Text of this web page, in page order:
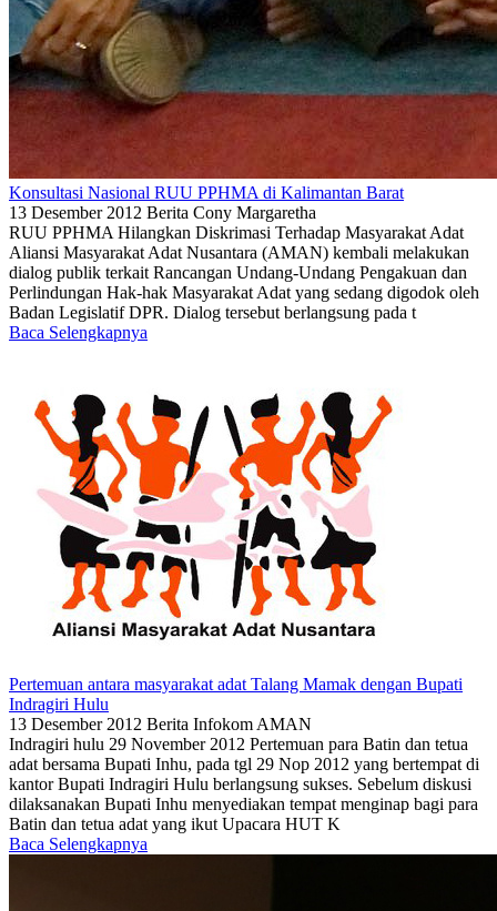
Konsultasi Nasional RUU PPHMA di Kalimantan Barat
13 Desember 2012 Berita Cony Margaretha
RUU PPHMA Hilangkan Diskrimasi Terhadap Masyarakat Adat
Aliansi Masyarakat Adat Nusantara (AMAN) kembali melakukan
dialog publik terkait Rancangan Undang-Undang Pengakuan dan
Perlindungan Hak-hak Masyarakat Adat yang sedang digodok oleh
Badan Legislatif DPR. Dialog tersebut berlangsung pada t
Baca Selengkapnya
Pertemuan antara masyarakat adat Talang Mamak dengan Bupati
Indragiri Hulu
13 Desember 2012 Berita Infokom AMAN
Indragiri hulu 29 November 2012 Pertemuan para Batin dan tetua
adat bersama Bupati Inhu, pada tgl 29 Nop 2012 yang bertempat di
kantor Bupati Indragiri Hulu berlangsung sukses. Sebelum diskusi
dilaksanakan Bupati Inhu menyediakan tempat menginap bagi para
Batin dan tetua adat yang ikut Upacara HUT K
Baca Selengkapnya